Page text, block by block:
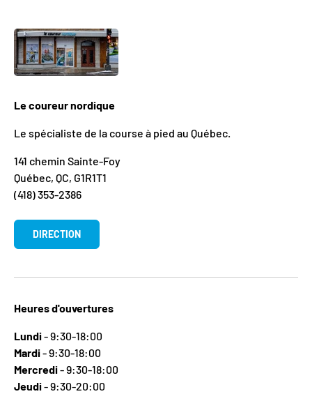
Le coureur nordique
Le spécialiste de la course à pied au Québec.
141 chemin Sainte-Foy
Québec, QC, G1R1T1
(418) 353-2386
DIRECTION
Heures d'ouvertures
Lundi- 9:30-18:00
Mardi- 9:30-18:00
Mercredi- 9:30-18:00
Jeudi- 9:30-20:00